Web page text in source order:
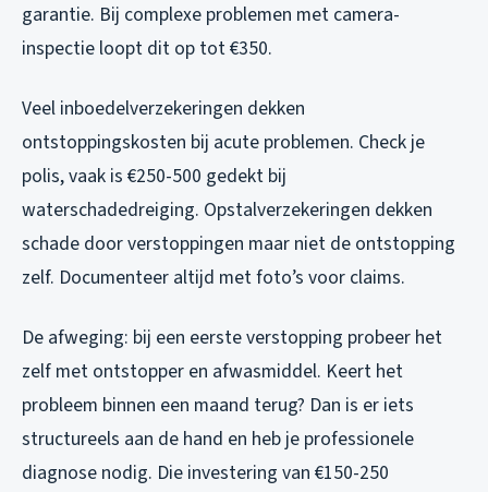
garantie. Bij complexe problemen met camera-
inspectie loopt dit op tot €350.
Veel inboedelverzekeringen dekken
ontstoppingskosten bij acute problemen. Check je
polis, vaak is €250-500 gedekt bij
waterschadedreiging. Opstalverzekeringen dekken
schade door verstoppingen maar niet de ontstopping
zelf. Documenteer altijd met foto’s voor claims.
De afweging: bij een eerste verstopping probeer het
zelf met ontstopper en afwasmiddel. Keert het
probleem binnen een maand terug? Dan is er iets
structureels aan de hand en heb je professionele
diagnose nodig. Die investering van €150-250